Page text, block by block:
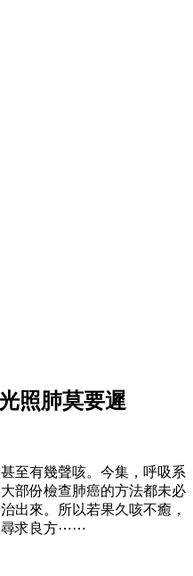
照肺莫要遲
至有幾聲咳。今集，呼吸系
部份檢查肺癌的方法都未必
出來。所以若果久咳不癒，
尋求良方⋯⋯